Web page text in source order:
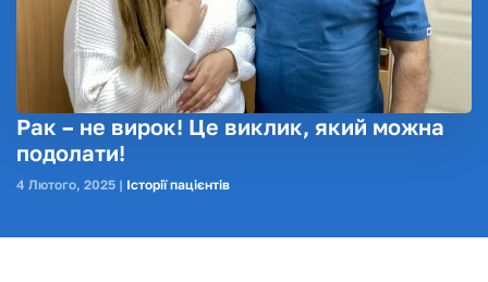
Рак – не вирок! Це виклик, який можна
подолати!
4 Лютого, 2025 | Історії пацієнтів